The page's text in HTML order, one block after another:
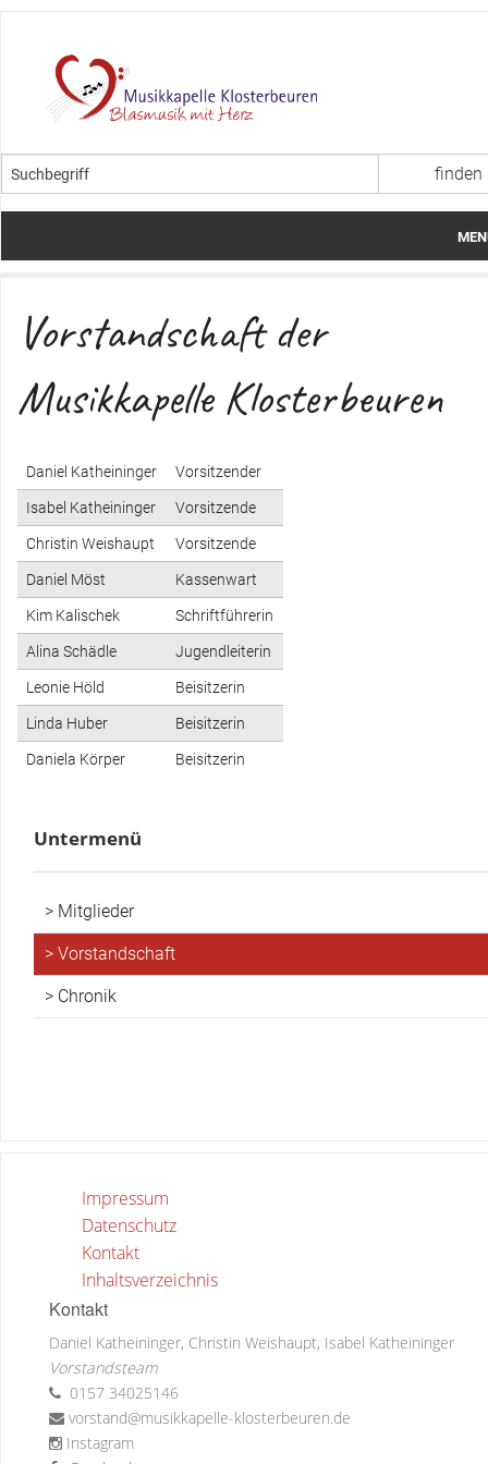
Über uns
Termine
Jugendarbeit
Förderverein
Kontakt
Vorstandschaft der
Musikkapelle Klosterbeuren
Daniel Katheininger Vorsitzender
Isabel Katheininger Vorsitzende
Christin Weishaupt Vorsitzende
Daniel Möst Kassenwart
Kim Kalischek Schriftführerin
Alina Schädle Jugendleiterin
Leonie Höld Beisitzerin
Linda Huber Beisitzerin
Daniela Körper Beisitzerin
Untermenü
Mitglieder
Vorstandschaft
Chronik
Impressum
Datenschutz
Kontakt
Inhaltsverzeichnis
Kontakt
Daniel Katheininger, Christin Weishaupt, Isabel Katheininger
Vorstandsteam
0157 34025146
vorstand@musikkapelle-klosterbeuren.de
Instagram